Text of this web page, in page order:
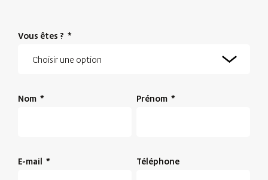
Vous êtes ? *
Nom * Prénom *
E-mail * Téléphone